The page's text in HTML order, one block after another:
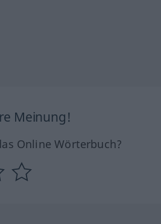
Meinung!
Online Wörterbuch?